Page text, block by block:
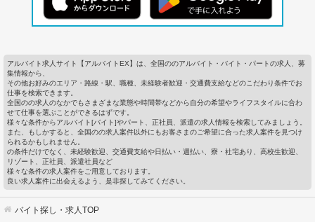
アルバイト求人サイト【アルバイトEX】は、全国ののアルバイト・バイト・パートの求人、募
集情報から、
その他お好みのエリア・路線・駅、職種、未経験者歓迎・交通費支給などのこだわり条件でお
仕事を検索できます。
全国のの求人のなかでもさまざまな業態や時間帯などから自分の希望やライフスタイルに合わ
せて仕事を選ぶことができるはずです。
様々な条件からアルバイト[バイト]やパート、正社員、派遣の求人情報を検索してみましょう。
また、もしかすると、全国のの求人案件以外にもお客さまのご希望に合った求人案件を見つけ
られるかもしれません。
の条件だけでなく、未経験歓迎、交通費支給や日払い・週払い、寮・社宅あり、高校生歓迎、
リゾート、正社員、派遣社員など
様々な条件の求人案件をご用意しております。
良い求人案件に出会えるよう、是非探してみてください。
バイト探し・求人TOP